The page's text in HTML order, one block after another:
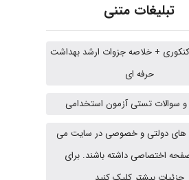
emami
A.balandeh
تبلیغات متنی
کنکوری + خلاصه جزوات ارشد بهداشت
حرفه ای
سوالات تستی آزمون استخدامی
های دولتی و خصوصی در سایت می
اختصاصی داشته باشند. برای